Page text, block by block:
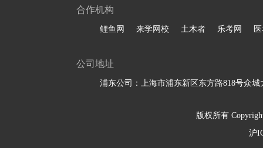
合作机构
鲤鱼网 来学网校 土木者 乐考网
公司地址
浦东公司：上海市浦东新区东方路818号众城
版权所有
沪